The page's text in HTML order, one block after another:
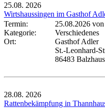
25.08. 2026
Wirtshaussingen im Gasthof
Termin:
25.08.2026
Kategorie:
Verschiedenes
Ort:
Gasthof Adler
St.-Leonhard-
86483
28.08. 2026
Rattenbekämpfung in